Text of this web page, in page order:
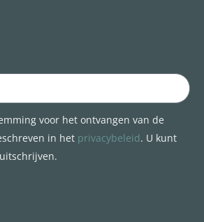
voor het ontvangen van de
in het privacybeleid. U kunt